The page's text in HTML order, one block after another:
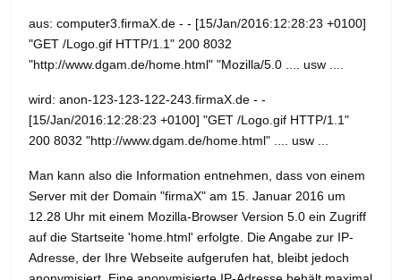
aus: computer3.firmaX.de - - [15/Jan/2016:12:28:23 +0100]
"GET /Logo.gif HTTP/1.1" 200 8032
"http://www.dgam.de/home.html" "Mozilla/5.0 .... usw ....
wird: anon-123-123-122-243.firmaX.de - -
[15/Jan/2016:12:28:23 +0100] "GET /Logo.gif HTTP/1.1"
200 8032 "http://www.dgam.de/home.html" .... usw ...
Man kann also die Information entnehmen, dass von einem
Server mit der Domain "firmaX" am 15. Januar 2016 um
12.28 Uhr mit einem Mozilla-Browser Version 5.0 ein Zugriff
auf die Startseite 'home.html' erfolgte. Die Angabe zur IP-
Adresse, der Ihre Webseite aufgerufen hat, bleibt jedoch